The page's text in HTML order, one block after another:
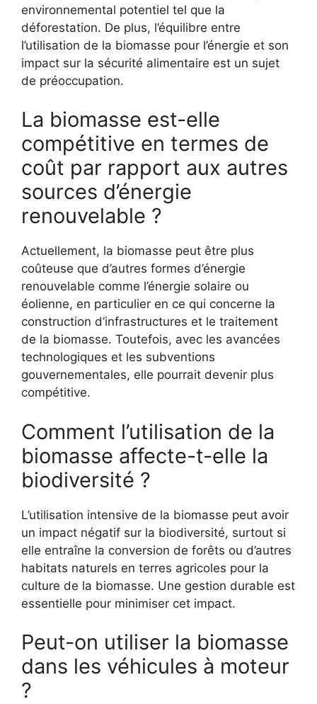
environnemental potentiel tel que la
déforestation. De plus, l’équilibre entre
l’utilisation de la biomasse pour l’énergie et son
impact sur la sécurité alimentaire est un sujet
de préoccupation.
La biomasse est-elle
compétitive en termes de
coût par rapport aux autres
sources d’énergie
renouvelable ?
Actuellement, la biomasse peut être plus
coûteuse que d’autres formes d’énergie
renouvelable comme l’énergie solaire ou
éolienne, en particulier en ce qui concerne la
construction d’infrastructures et le traitement
de la biomasse. Toutefois, avec les avancées
technologiques et les subventions
gouvernementales, elle pourrait devenir plus
compétitive.
Comment l’utilisation de la
biomasse affecte-t-elle la
biodiversité ?
L’utilisation intensive de la biomasse peut avoir
un impact négatif sur la biodiversité, surtout si
elle entraîne la conversion de forêts ou d’autres
habitats naturels en terres agricoles pour la
culture de la biomasse. Une gestion durable est
essentielle pour minimiser cet impact.
Peut-on utiliser la biomasse
dans les véhicules à moteur
?